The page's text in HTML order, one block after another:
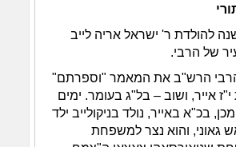
120 שנה להולדת ר' ישראל אריה לייב
של הרבי.
הרש"ב את המאמר "וספרתם"
אייר, ושוב – בל"ג בעומר. ימים
בכ"א באייר, נולד בניקולייב ילד
גאוני, והוא נצר למשפחת